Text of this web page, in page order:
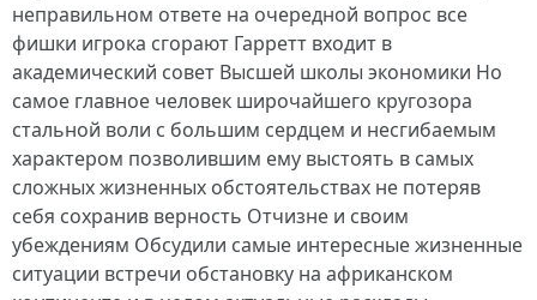
неправильном ответе на очередной вопрос все
фишки игрока сгорают Гарретт входит в
академический совет Высшей школы экономики Но
самое главное человек широчайшего кругозора
стальной воли с большим сердцем и несгибаемым
характером позволившим ему выстоять в самых
сложных жизненных обстоятельствах не потеряв
себя сохранив верность Отчизне и своим
убеждениям Обсудили самые интересные жизненные
ситуации встречи обстановку на африканском